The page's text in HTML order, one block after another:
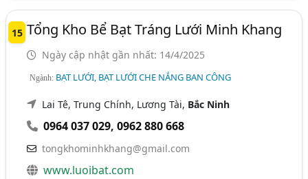
15 Tổng Kho Bể Bạt Tráng Lưới Minh Khang
Ngày cập nhật gần nhất: 14/4/2025
Ngành: BẠT LƯỚI, BẠT LƯỚI CHE NẮNG BAN CÔNG
Lai Tê, Trung Chính, Lương Tài, Bắc Ninh
0964 037 029,0962 880 668
tongkhominhkhang@gmail.com
www.luoibat.com